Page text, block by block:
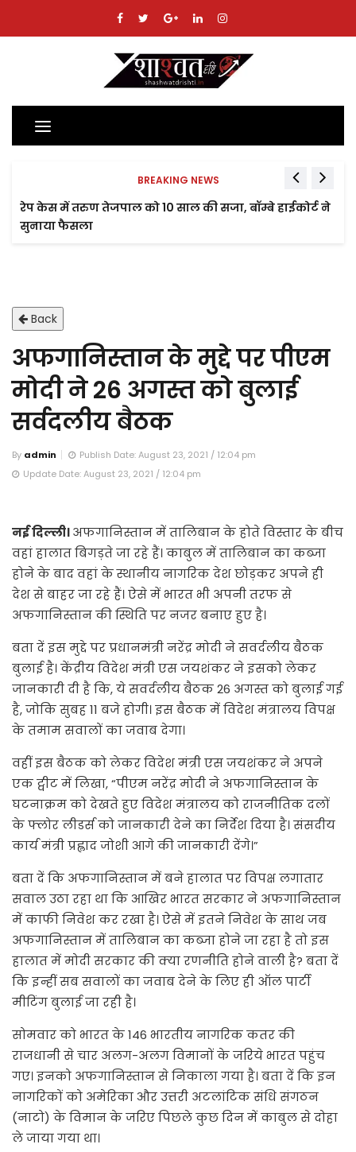
Toggle
navigation
BREAKING NEWS
रेप केस में तरुण तेजपाल को 10 साल की सजा, बॉम्बे हाईकोर्ट ने
सुनाया फैसला
Back
अफगानिस्तान के मुद्दे पर पीएम
मोदी ने 26 अगस्त को बुलाई
सर्वदलीय बैठक
By admin
Publish Date: August 23, 2021 / 12:04 pm
Update Date: August 23, 2021 / 12:04 pm
नई दिल्ली।अफगानिस्तान में तालिबान के होते विस्तार के बीच
वहां हालात बिगड़ते जा रहे हैं। काबुल में तालिबान का कब्जा
होने के बाद वहां के स्थानीय नागरिक देश छोड़कर अपने ही
देश से बाहर जा रहे हैं। ऐसे में भारत भी अपनी तरफ से
अफगानिस्तान की स्थिति पर नजर बनाए हुए है।
बता दें इस मुद्दे पर प्रधानमंत्री नरेंद्र मोदी ने सवर्दलीय बैठक
बुलाई है। केंद्रीय विदेश मंत्री एस जयशंकर ने इसको लेकर
जानकारी दी है कि, ये सवर्दलीय बैठक 26 अगस्त को बुलाई गई
है, जोकि सुबह 11 बजे होगी। इस बैठक में विदेश मंत्रालय विपक्ष
के तमाम सवालों का जवाब देगा।
वहीं इस बैठक को लेकर विदेश मंत्री एस जयशंकर ने अपने
एक ट्वीट में लिखा, “पीएम नरेंद्र मोदी ने अफगानिस्तान के
घटनाक्रम को देखते हुए विदेश मंत्रालय को राजनीतिक दलों
के फ्लोर लीडर्स को जानकारी देने का निर्देश दिया है। संसदीय
कार्य मंत्री प्रह्लाद जोशी आगे की जानकारी देंगे।”
बता दें कि अफगानिस्तान में बने हालात पर विपक्ष लगातार
सवाल उठा रहा था कि आखिर भारत सरकार ने अफगानिस्तान
में काफी निवेश कर रखा है। ऐसे में इतने निवेश के साथ जब
अफगानिस्तान में तालिबान का कब्जा होने जा रहा है तो इस
हालात में मोदी सरकार की क्या रणनीति होने वाली है? बता दें
कि इन्हीं सब सवालों का जवाब देने के लिए ही ऑल पार्टी
मीटिंग बुलाई जा रही है।
सोमवार को भारत के 146 भारतीय नागरिक कतर की
राजधानी से चार अलग-अलग विमानों के जरिये भारत पहुंच
गए। इनको अफगानिस्तान से निकाला गया है। बता दें कि इन
नागरिकों को अमेरिका और उत्तरी अटलांटिक संधि संगठन
(नाटो) के विमान के जरिए पिछले कुछ दिन में काबुल से दोहा
ले जाया गया था।